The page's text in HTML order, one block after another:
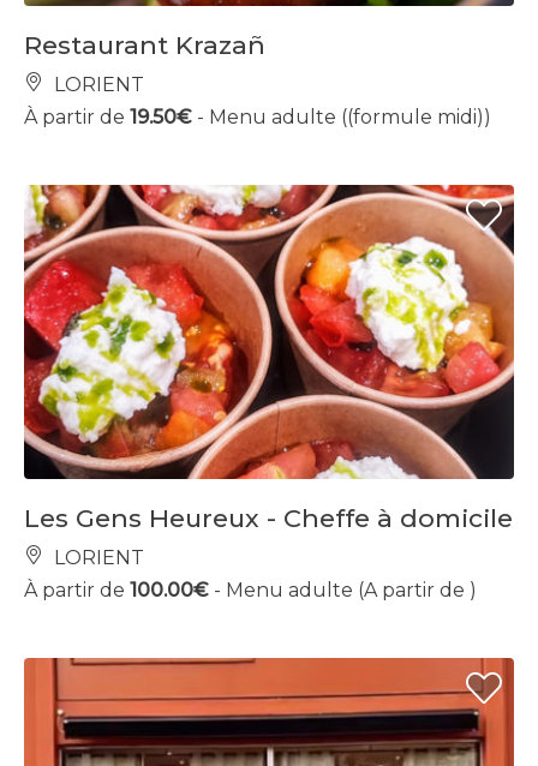
Restaurant Krazañ
LORIENT
À partir de 19.50€ - Menu adulte ((formule midi))
Les Gens Heureux - Cheffe à domicile
LORIENT
À partir de 100.00€ - Menu adulte (A partir de )